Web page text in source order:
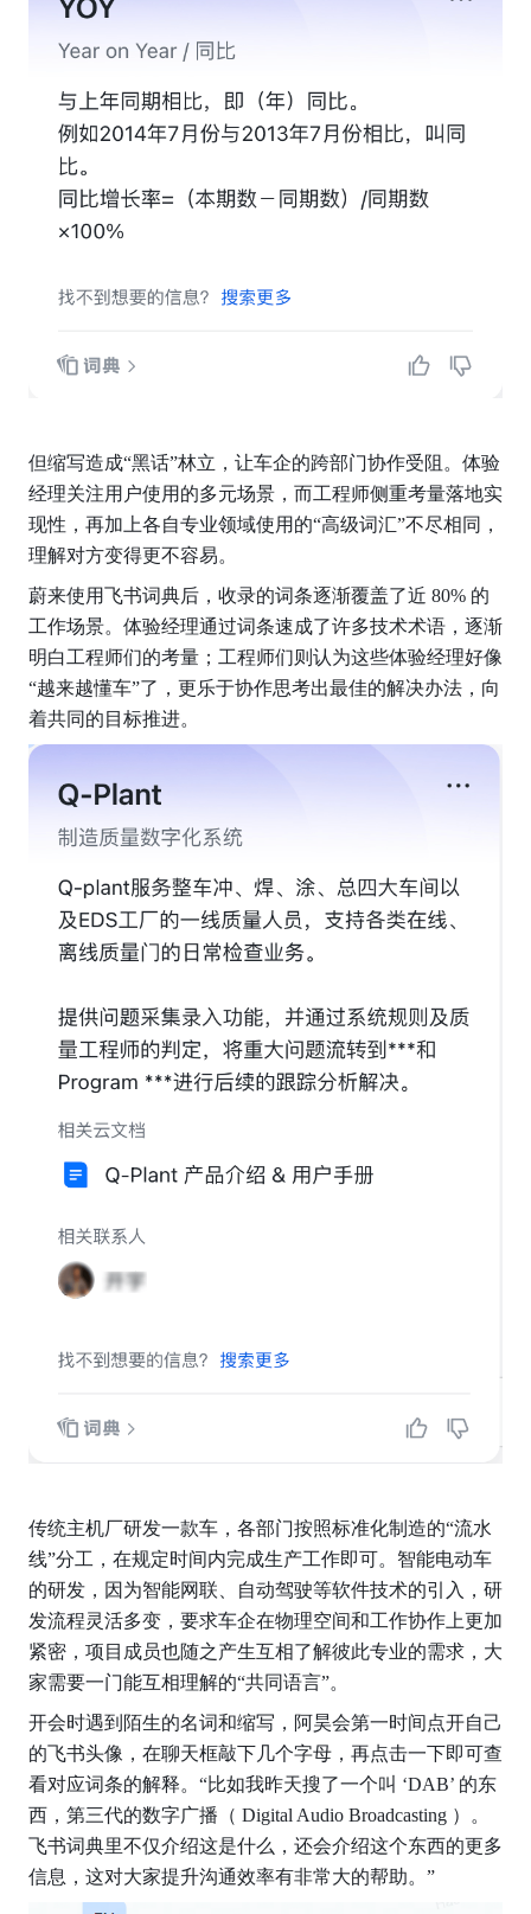
但缩写造成“黑话”林立，让车企的跨部门协作受阻。体验
经理关注用户使用的多元场景，而工程师侧重考量落地实
现性，再加上各自专业领域使用的“高级词汇”不尽相同，
理解对方变得更不容易。
蔚来使用飞书词典后，收录的词条逐渐覆盖了近 80% 的
工作场景。体验经理通过词条速成了许多技术术语，逐渐
明白工程师们的考量；工程师们则认为这些体验经理好像
“越来越懂车”了，更乐于协作思考出最佳的解决办法，向
着共同的目标推进。
传统主机厂研发一款车，各部门按照标准化制造的“流水
线”分工，在规定时间内完成生产工作即可。智能电动车
的研发，因为智能网联、自动驾驶等软件技术的引入，研
发流程灵活多变，要求车企在物理空间和工作协作上更加
紧密，项目成员也随之产生互相了解彼此专业的需求，大
家需要一门能互相理解的“共同语言”。
开会时遇到陌生的名词和缩写，阿昊会第一时间点开自己
的飞书头像，在聊天框敲下几个字母，再点击一下即可查
看对应词条的解释。“比如我昨天搜了一个叫 ‘DAB’ 的东
西，第三代的数字广播（ Digital Audio Broadcasting ）。
飞书词典里不仅介绍这是什么，还会介绍这个东西的更多
信息，这对大家提升沟通效率有非常大的帮助。”